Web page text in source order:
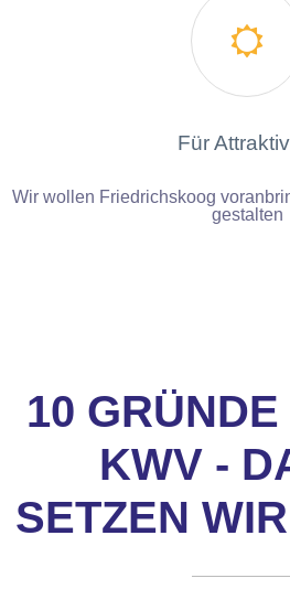

Für
Wir wollen Friedrichskoog
gestalten
10
KWV -
SETZEN